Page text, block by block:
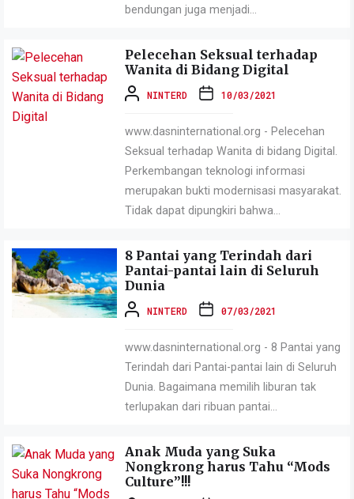
bendungan juga menjadi...
Pelecehan Seksual terhadap
Wanita di Bidang Digital
NINTERD 10/03/2021
www.dasninternational.org - Pelecehan
Seksual terhadap Wanita di bidang Digital.
Perkembangan teknologi informasi
merupakan bukti modernisasi masyarakat.
Tidak dapat dipungkiri bahwa...
8 Pantai yang Terindah dari
Pantai-pantai lain di Seluruh
Dunia
NINTERD 07/03/2021
www.dasninternational.org - 8 Pantai yang
Terindah dari Pantai-pantai lain di Seluruh
Dunia. Bagaimana memilih liburan tak
terlupakan dari ribuan pantai...
Anak Muda yang Suka
Nongkrong harus Tahu “Mods
Culture”!!!